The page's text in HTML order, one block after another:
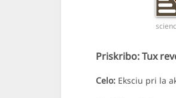
Priskribo:Tux
Celo: Eksciu pri la